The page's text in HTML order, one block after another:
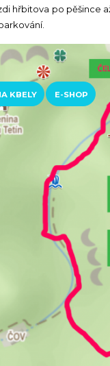
KBELY E-SHOP
hřbitova po